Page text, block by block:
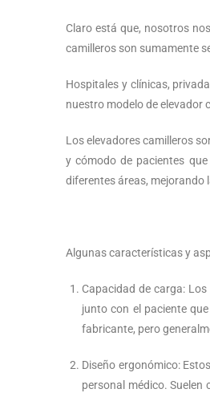
Claro está que, nosotros
camilleros son sumamente
Hospitales y clínicas,
nuestro modelo de elevador
Los elevadores camilleros
y cómodo de pacientes
diferentes áreas, mejorando
Algunas características y
Capacidad de carga:
junto con el paciente
fabricante, pero
Diseño ergonómico:
personal médico.